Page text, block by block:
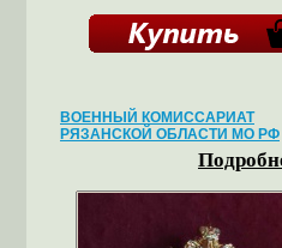
ВОЕННЫЙ КОМИССАРИАТ
РЯЗАНСКОЙ ОБЛАСТИ МО РФ